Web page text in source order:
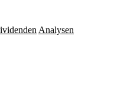
Analysen